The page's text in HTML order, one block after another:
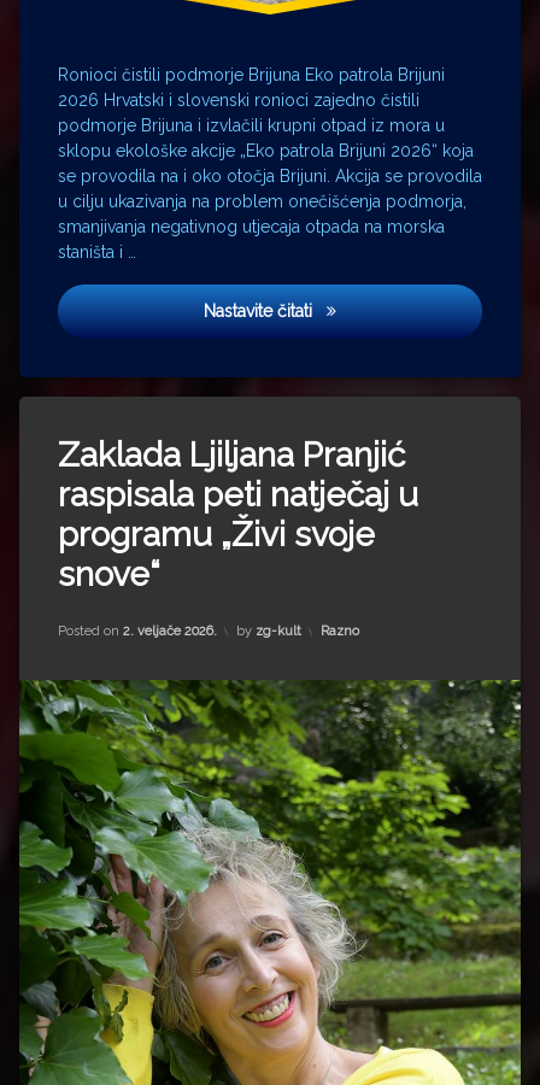
Ronioci čistili podmorje Brijuna Eko patrola Brijuni
2026 Hrvatski i slovenski ronioci zajedno čistili
podmorje Brijuna i izvlačili krupni otpad iz mora u
sklopu ekološke akcije „Eko patrola Brijuni 2026“ koja
se provodila na i oko otočja Brijuni. Akcija se provodila
u cilju ukazivanja na problem onečišćenja podmorja,
smanjivanja negativnog utjecaja otpada na morska
staništa i …
Nastavite čitatiOdržana ekološka akcija
Zaklada Ljiljana Pranjić
raspisala peti natječaj u
programu „Živi svoje
snove“
Posted on 2. veljače 2026. by zg-kult Kategorije:
Razno